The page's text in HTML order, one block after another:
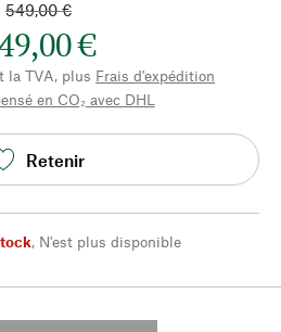
549,00 €
€
la TVA, plus Frais d'expédition
en CO₂ avec DHL
Retenir
, N'est plus disponible